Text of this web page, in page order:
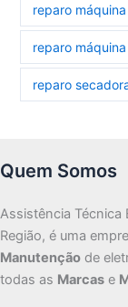
reparo
reparo
reparo
Quem Somos
Assistência Técnica
Região, é uma
Manutenção de
todas as Marcas e